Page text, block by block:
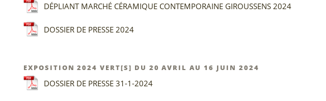
DÉPLIANT MARCHÉ CÉRAMIQUE CONTEMPORAINE GIROUSSENS 2024
DOSSIER DE PRESSE 2024
EXPOSITION 2024 VERT[S] DU 20 AVRIL AU 16 JUIN 2024
DOSSIER DE PRESSE 31-1-2024